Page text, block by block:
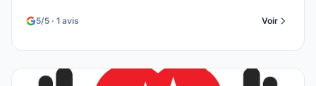
5/5 · 1 avis Voir